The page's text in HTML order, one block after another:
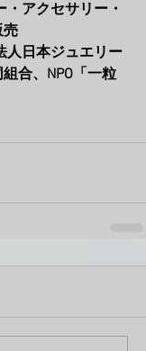
アクセサリー・
売
人日本ジュエリー
合、NPO「一粒